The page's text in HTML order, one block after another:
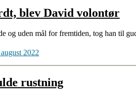
blev David volontør
og uden mål for fremtiden, tog han til
2022
rustning